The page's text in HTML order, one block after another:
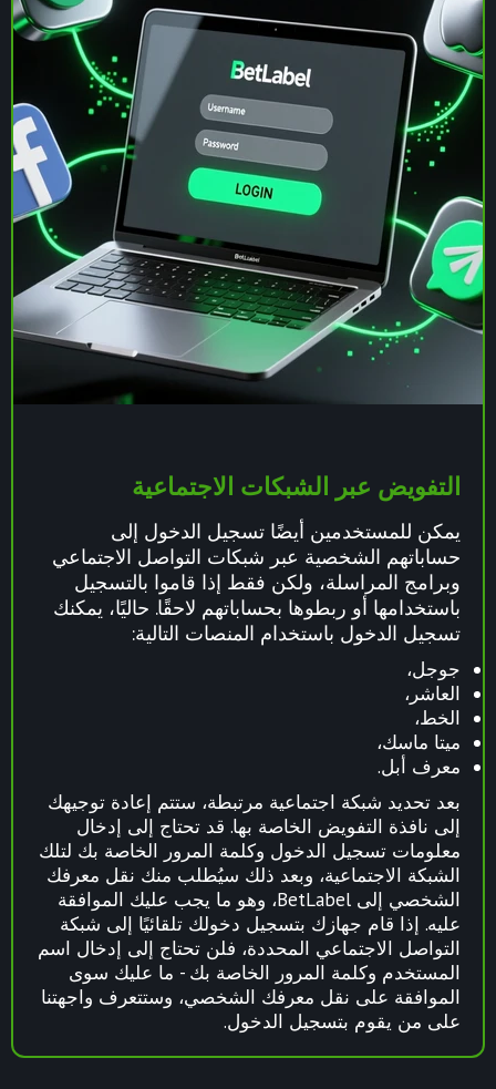
التفويض عبر الشبكات الاجتماعية
يمكن للمستخدمين أيضًا تسجيل الدخول إلى
حساباتهم الشخصية عبر شبكات التواصل الاجتماعي
وبرامج المراسلة، ولكن فقط إذا قاموا بالتسجيل
باستخدامها أو ربطوها بحساباتهم لاحقًا. حاليًا، يمكنك
تسجيل الدخول باستخدام المنصات التالية:
جوجل،
العاشر،
الخط،
ميتا ماسك،
معرف أبل.
بعد تحديد شبكة اجتماعية مرتبطة، ستتم إعادة توجيهك
إلى نافذة التفويض الخاصة بها. قد تحتاج إلى إدخال
معلومات تسجيل الدخول وكلمة المرور الخاصة بك لتلك
الشبكة الاجتماعية، وبعد ذلك سيُطلب منك نقل معرفك
الشخصي إلى BetLabel، وهو ما يجب عليك الموافقة
عليه. إذا قام جهازك بتسجيل دخولك تلقائيًا إلى شبكة
التواصل الاجتماعي المحددة، فلن تحتاج إلى إدخال اسم
المستخدم وكلمة المرور الخاصة بك - ما عليك سوى
الموافقة على نقل معرفك الشخصي، وستتعرف واجهتنا
على من يقوم بتسجيل الدخول.